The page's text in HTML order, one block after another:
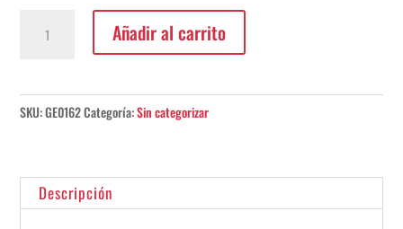
Plastica
En
Añadir al carrito
SKU:GE0162Categoría:Sin categorizar
Descripción